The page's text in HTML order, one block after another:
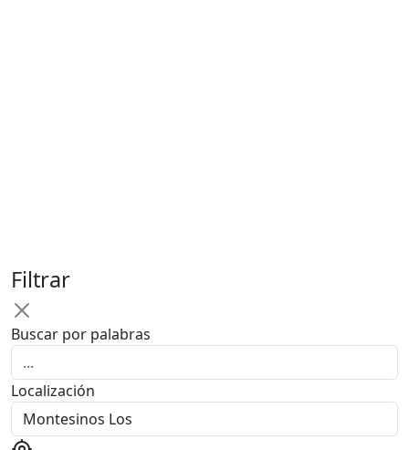
Filtrar
Buscar por palabras
Localización